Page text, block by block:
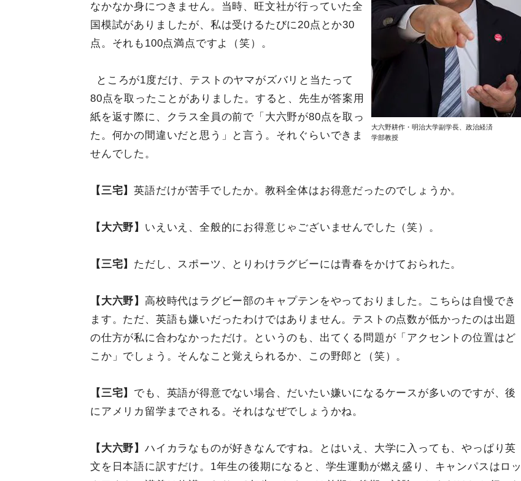
大六野耕作・明治大学副学長、政治経済
学部教授
なかなか身につきません。当時、旺文社が行っていた全
国模試がありましたが、私は受けるたびに20点とか30
点。それも100点満点ですよ（笑）。
ところが1度だけ、テストのヤマがズバリと当たって
80点を取ったことがありました。すると、先生が答案用
紙を返す際に、クラス全員の前で「大六野が80点を取っ
た。何かの間違いだと思う」と言う。それぐらいできま
せんでした。
【三宅】英語だけが苦手でしたか。教科全体はお得意だったのでしょうか。
【大六野】 いえいえ、全般的にお得意じゃございませんでした（笑）。
【三宅】 ただし、スポーツ、とりわけラグビーには青春をかけておられた。
【大六野】 高校時代はラグビー部のキャプテンをやっておりました。こちらは自慢でき
ます。ただ、英語も嫌いだったわけではありません。テストの点数が低かったのは出題
の仕方が私に合わなかっただけ。というのも、出てくる問題が「アクセントの位置はど
こか」でしょう。そんなこと覚えられるか、この野郎と（笑）。
【三宅】 でも、英語が得意でない場合、だいたい嫌いになるケースが多いのですが、後
にアメリカ留学までされる。それはなぜでしょうかね。
【大六野】 ハイカラなものが好きなんですね。とはいえ、大学に入っても、やっぱり英
文を日本語に訳すだけ。1年生の後期になると、学生運動が燃え盛り、キャンパスはロッ